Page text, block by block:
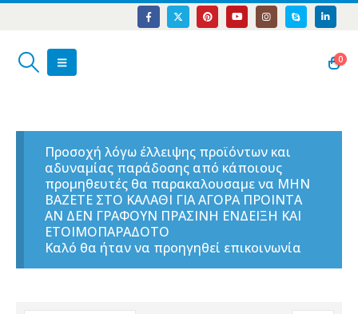
0
Προσοχή λόγω έλλειψης προϊόντων και
αδυναμίας παράδοσης από κάποιους
προμηθευτές θα παρακαλουσαμε να ΜΗΝ
ΒΑΖΕΤΕ ΣΤΟ ΚΑΛΑΘΙ ΓΙΑ ΑΓΟΡΑ ΠΡΟΙΝΤΑ
ΑΝ ΔΕΝ ΓΡΑΦΟΥΝ ΠΡΑΣΙΝΗ ΕΝΔΕΙΞΗ ΚΑΙ
ΕΤΟΙΜΟΠΑΡΑΔΟΤΟ
Καλό θα ήταν να προηγηθεί επικοινωνία